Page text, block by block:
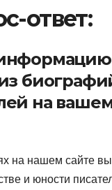
ответ:
на
на нашем сайте
и юности